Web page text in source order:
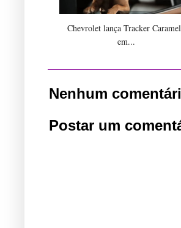
Chevrolet lança Tracker
em...
Nenhum
Postar um